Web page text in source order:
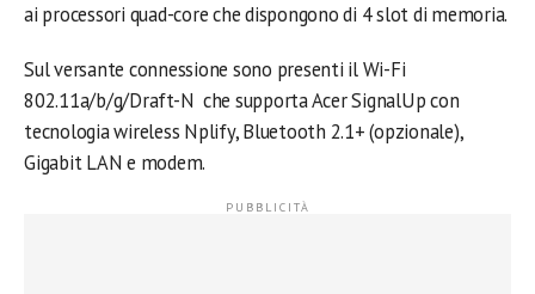
ai processori quad-core che dispongono di 4 slot di memoria.
Sul versante connessione sono presenti il Wi-Fi
802.11a/b/g/Draft-N che supporta Acer SignalUp con
tecnologia wireless Nplify, Bluetooth 2.1+ (opzionale),
Gigabit LAN e modem.